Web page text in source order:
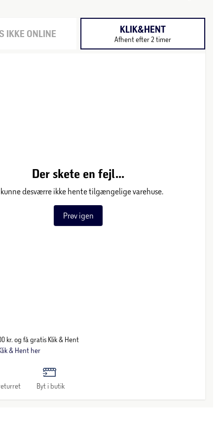
IKKE ONLINE KLIK&HENT
Afhent efter 2 timer
Der skete en fejl...
kunne desværre ikke hente tilgængelige varehuse.
Prøv igen
kr. og få gratis Klik & Hent
& Hent her
Byt i butik